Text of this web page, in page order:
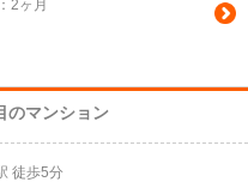
2ヶ月
のマンション
徒歩5分